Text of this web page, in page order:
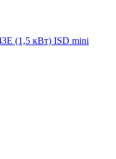
(1,5 кВт) ISD mini